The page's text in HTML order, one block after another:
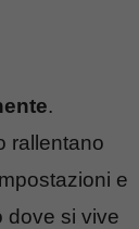
.
rallentano
e
dove si vive